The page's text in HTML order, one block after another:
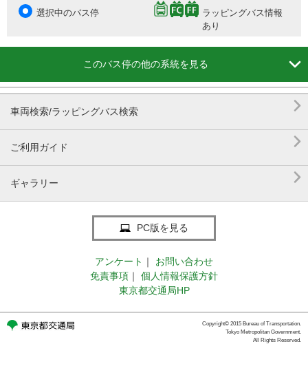
選択中のバス停
ラッピングバス情報
あり
このバス停の他の系統を見る 
車両検索/ラッピングバス検索 
ご利用ガイド 
ギャラリー 
PC版を見る
アンケート ｜
お問い合わせ
免責事項 ｜
個人情報保護方針
東京都交通局HP
Copyright© 2015 Bureau of Transportation.
Tokyo Metropolitan Government.
All Rights Reserved.